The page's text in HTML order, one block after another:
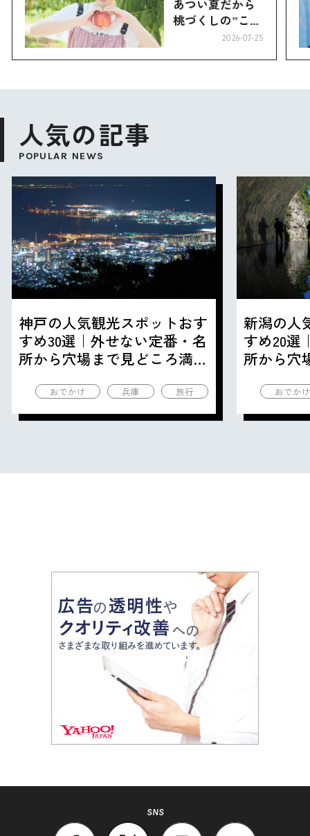
あつい夏だから
桃づくしの”こお
2026-07-25
人気の記事
POPULAR NEWS
神戸の人気観光スポットおす
すめ30選｜外せない定番・名
所から穴場まで見どころ満載
おでかけ 兵庫 旅行
新潟の人
すめ20選
所から穴
おでか
SNS